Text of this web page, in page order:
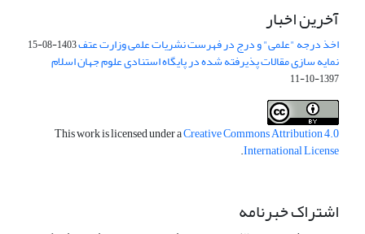
آخرین اخبار
اخذ درجه "علمی" و درج در فهرست نشریات علمی وزارت عتف1403-08-15
نمایه سازی مقالات پذیرفته شده در پایگاه استنادی علوم جهان اسلام
1397-10-11
This work is licensed under aCreative Commons Attribution 4.0
International License
.
اشتراک خبرنامه